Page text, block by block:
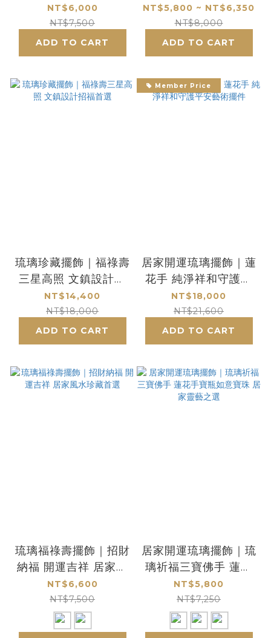
能開運雅器
NT$6,000
NT$7,500
ADD TO CART
藝術
NT$5,800 ~ NT$6,350
NT$8,000
ADD TO CART
琉璃珍藏擺飾｜福祿壽
三星高照 文鎮設計招
福首選
NT$14,400
NT$18,000
ADD TO CART
Member Price
居家開運琉璃擺飾｜蓮
花手 純淨祥和守護平
安藝術擺件
NT$18,000
NT$21,600
ADD TO CART
琉璃福祿壽擺飾｜招財
納福 開運吉祥 居家風
水珍藏首選
NT$6,600
NT$7,500
居家開運琉璃擺飾｜琉
璃祈福三寶佛手 蓮花
手寶瓶如意寶珠 居家
靈藝之選
NT$5,800
NT$7,250